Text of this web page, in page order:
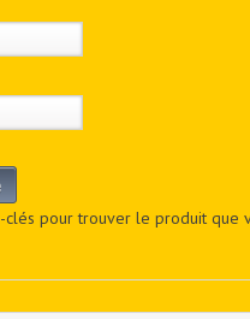
clés pour trouver le produit que